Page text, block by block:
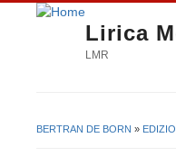
Lirica
LMR
BERTRAN DE BORN »